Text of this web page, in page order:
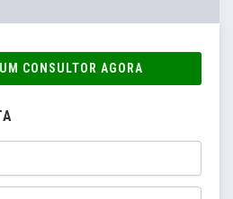
CONSULTOR AGORA